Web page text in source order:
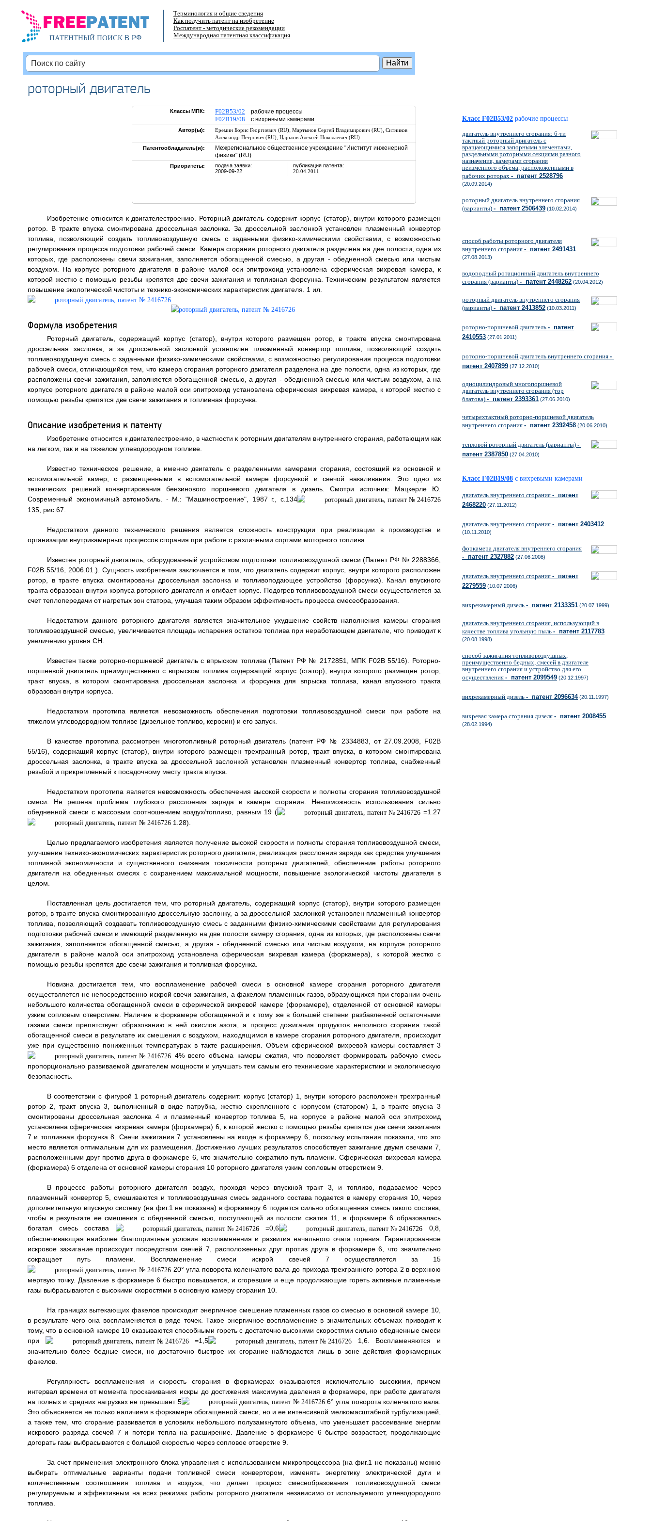
ПАТЕНТНЫЙ ПОИСКВ РФ
Терминология и общие сведения
Как получить патент на изобретение
Роспатент - методические рекомендации
Международная патентная классификация
роторный двигатель
Классы МПК: F02B53/02 рабочие процессы
F02B19/08 с вихревыми камерами
Автор(ы): Еремин Борис Георгиевич (RU), Мартынов Сергей Владимирович (RU), Ситников
Александр Петрович (RU), Царьков Алексей Николаевич (RU)
Патентообладатель(и):
Межрегиональное общественное учреждение "Институт инженерной
физики" (RU)
Приоритеты:
подача заявки:
2009-09-22
публикация патента:
20.04.2011
Изобретение относится к двигателестроению. Роторный двигатель содержит корпус (статор), внутри которого размещен
ротор. В тракте впуска смонтирована дроссельная заслонка. За дроссельной заслонкой установлен плазменный конвертор
топлива, позволяющий создать топливовоздушную смесь с заданными физико-химическими свойствами, с возможностью
регулирования процесса подготовки рабочей смеси. Камера сгорания роторного двигателя разделена на две полости, одна из
которых, где расположены свечи зажигания, заполняется обогащенной смесью, а другая - обедненной смесью или чистым
воздухом. На корпусе роторного двигателя в районе малой оси эпитрохоид установлена сферическая вихревая камера, к
которой жестко с помощью резьбы крепятся две свечи зажигания и топливная форсунка. Техническим результатом является
повышение экологической чистоты и технико-экономических характеристик двигателя. 1 ил.
Формула изобретения
Роторный двигатель, содержащий корпус (статор), внутри которого размещен ротор, в тракте впуска смонтирована
дроссельная заслонка, а за дроссельной заслонкой установлен плазменный конвертор топлива, позволяющий создать
топливовоздушную смесь с заданными физико-химическими свойствами, с возможностью регулирования процесса подготовки
рабочей смеси, отличающийся тем, что камера сгорания роторного двигателя разделена на две полости, одна из которых, где
расположены свечи зажигания, заполняется обогащенной смесью, а другая - обедненной смесью или чистым воздухом, а на
корпусе роторного двигателя в районе малой оси эпитрохоид установлена сферическая вихревая камера, к которой жестко с
помощью резьбы крепятся две свечи зажигания и топливная форсунка.
Описание изобретения к патенту
Изобретение относится к двигателестроению, в частности к роторным двигателям внутреннего сгорания, работающим как
на легком, так и на тяжелом углеводородном топливе.
Известно техническое решение, а именно двигатель с разделенными камерами сгорания, состоящий из основной и
вспомогательной камер, с размещенными в вспомогательной камере форсункой и свечой накаливания. Это одно из
технических решений конвертирования бензинового поршневого двигателя в дизель. Смотри источник: Мацкерле Ю.
Современный экономичный автомобиль. - М.: "Машиностроение", 1987 г., с.134
135, рис.67.
Недостатком данного технического решения является сложность конструкции при реализации в производстве и
организации внутрикамерных процессов сгорания при работе с различными сортами моторного топлива.
Известен роторный двигатель, оборудованный устройством подготовки топливовоздушной смеси (Патент РФ № 2288366,
F02B 55/16, 2006.01.). Сущность изобретения заключается в том, что двигатель содержит корпус, внутри которого расположен
ротор, в тракте впуска смонтированы дроссельная заслонка и топливоподающее устройство (форсунка). Канал впускного
тракта образован внутри корпуса роторного двигателя и огибает корпус. Подогрев топливовоздушной смеси осуществляется за
счет теплопередачи от нагретых зон статора, улучшая таким образом эффективность процесса смесеобразования.
Недостатком данного роторного двигателя является значительное ухудшение свойств наполнения камеры сгорания
топливовоздушной смесью, увеличивается площадь испарения остатков топлива при неработающем двигателе, что приводит к
увеличению уровня СН.
Известен также роторно-поршневой двигатель с впрыском топлива (Патент РФ № 2172851, МПК F02B 55/16). Роторно-
поршневой двигатель преимущественно с впрыском топлива содержащий корпус (статор), внутри которого размещен ротор,
тракт впуска, в котором смонтирована дроссельная заслонка и форсунка для впрыска топлива, канал впускного тракта
образован внутри корпуса.
Недостатком прототипа является невозможность обеспечения подготовки топливовоздушной смеси при работе на
тяжелом углеводородном топливе (дизельное топливо, керосин) и его запуск.
В качестве прототипа рассмотрен многотопливный роторный двигатель (патент РФ № 2334883, от 27.09.2008, F02B
55/16), содержащий корпус (статор), внутри которого размещен трехгранный ротор, тракт впуска, в котором смонтирована
дроссельная заслонка, в тракте впуска за дроссельной заслонкой установлен плазменный конвертор топлива, снабженный
резьбой и прикрепленный к посадочному месту тракта впуска.
Недостатком прототипа является невозможность обеспечения высокой скорости и полноты сгорания топливовоздушной
смеси. Не решена проблема глубокого расслоения заряда в камере сгорания. Невозможность использования сильно
обедненной смеси с массовым соотношением воздух/топливо, равным 19 (
=1.27
1.28).
Целью предлагаемого изобретения является получение высокой скорости и полноты сгорания топливовоздушной смеси,
улучшение технико-экономических характеристик роторного двигателя, реализация расслоения заряда как средства улучшения
топливной экономичности и существенного снижения токсичности роторных двигателей, обеспечение работы роторного
двигателя на обедненных смесях с сохранением максимальной мощности, повышение экологической чистоты двигателя в
целом.
Поставленная цель достигается тем, что роторный двигатель, содержащий корпус (статор), внутри которого размещен
ротор, в тракте впуска смонтированную дроссельную заслонку, а за дроссельной заслонкой установлен плазменный конвертор
топлива, позволяющий создавать топливовоздушную смесь с заданными физико-химическими свойствами для регулирования
подготовки рабочей смеси и имеющий разделенную на две полости камеру сгорания, одна из которых, где расположены свечи
зажигания, заполняется обогащенной смесью, а другая - обедненной смесью или чистым воздухом, на корпусе роторного
двигателя в районе малой оси эпитрохоид установлена сферическая вихревая камера (форкамера), к которой жестко с
помощью резьбы крепятся две свечи зажигания и топливная форсунка.
Новизна достигается тем, что воспламенение рабочей смеси в основной камере сгорания роторного двигателя
осуществляется не непосредственно искрой свечи зажигания, а факелом пламенных газов, образующихся при сгорании очень
небольшого количества обогащенной смеси в сферической вихревой камере (форкамере), отделенной от основной камеры
узким сопловым отверстием. Наличие в форкамере обогащенной и к тому же в большей степени разбавленной остаточными
газами смеси препятствует образованию в ней окислов азота, а процесс дожигания продуктов неполного сгорания такой
обогащенной смеси в результате их смешения с воздухом, находящимся в камере сгорания роторного двигателя, происходит
уже при существенно пониженных температурах в такте расширения. Объем сферической вихревой камеры составляет 3
4% всего объема камеры сжатия, что позволяет формировать рабочую смесь
пропорционально развиваемой двигателем мощности и улучшать тем самым его технические характеристики и экологическую
безопасность.
В соответствии с фигурой 1 роторный двигатель содержит: корпус (статор) 1, внутри которого расположен трехгранный
ротор 2, тракт впуска 3, выполненный в виде патрубка, жестко скрепленного с корпусом (статором) 1, в тракте впуска 3
смонтированы дроссельная заслонка 4 и плазменный конвертор топлива 5, на корпусе в районе малой оси эпитрохоид
установлена сферическая вихревая камера (форкамера) 6, к которой жестко с помощью резьбы крепятся две свечи зажигания
7 и топливная форсунка 8. Свечи зажигания 7 установлены на входе в форкамеру 6, поскольку испытания показали, что это
место является оптимальным для их размещения. Достижению лучших результатов способствует зажигание двумя свечами 7,
расположенными друг против друга в форкамере 6, что значительно сократило путь пламени. Сферическая вихревая камера
(форкамера) 6 отделена от основной камеры сгорания 10 роторного двигателя узким сопловым отверстием 9.
В процессе работы роторного двигателя воздух, проходя через впускной тракт 3, и топливо, подаваемое через
плазменный конвертор 5, смешиваются и топливовоздушная смесь заданного состава подается в камеру сгорания 10, через
дополнительную впускную систему (на фиг.1 не показана) в форкамеру 6 подается сильно обогащенная смесь такого состава,
чтобы в результате ее смешения с обедненной смесью, поступающей из полости сжатия 11, в форкамере 6 образовалась
богатая смесь состава
=0,6
0,8,
обеспечивающая наиболее благоприятные условия воспламенения и развития начального очага горения. Гарантированное
искровое зажигание происходит посредством свечей 7, расположенных друг против друга в форкамере 6, что значительно
сокращает путь пламени. Воспламенение смеси искрой свечей 7 осуществляется за 15
20° угла поворота коленчатого вала до прихода трехгранного ротора 2 в верхнюю
мертвую точку. Давление в форкамере 6 быстро повышается, и сгоревшие и еще продолжающие гореть активные пламенные
газы выбрасываются с высокими скоростями в основную камеру сгорания 10.
На границах вытекающих факелов происходит энергичное смешение пламенных газов со смесью в основной камере 10,
в результате чего она воспламеняется в ряде точек. Такое энергичное воспламенение в значительных объемах приводит к
тому, что в основной камере 10 оказываются способными гореть с достаточно высокими скоростями сильно обедненные смеси
при
=1,5
1,6. Воспламеняются и
значительно более бедные смеси, но достаточно быстрое их сгорание наблюдается лишь в зоне действия форкамерных
факелов.
Регулярность воспламенения и скорость сгорания в форкамерах оказываются исключительно высокими, причем
интервал времени от момента проскакивания искры до достижения максимума давления в форкамере, при работе двигателя
на полных и средних нагрузках не превышает 5
6° угла поворота коленчатого вала.
Это объясняется не только наличием в форкамере обогащенной смеси, но и ее интенсивной мелкомасштабной турбулизацией,
а также тем, что сгорание развивается в условиях небольшого полузамкнутого объема, что уменьшает рассеивание энергии
искрового разряда свечей 7 и потери тепла на расширение. Давление в форкамере 6 быстро возрастает, продолжающие
догорать газы выбрасываются с большой скоростью через сопловое отверстие 9.
За счет применения электронного блока управления с использованием микропроцессора (на фиг.1 не показаны) можно
выбирать оптимальные варианты подачи топливной смеси конвертором, изменять энергетику электрической дуги и
количественные соотношения топлива и воздуха, что делает процесс смесеобразования топливовоздушной смеси
регулируемым и эффективным на всех режимах работы роторного двигателя независимо от используемого углеводородного
топлива.
Класс F02B53/02 рабочие процессы
двигатель внутреннего сгорания: 6-ти
тактный роторный двигатель с
вращающимися запорными элементами,
раздельными роторными секциями разного
назначения, камерами сгорания
неизменного объема, расположенными в
рабочих роторах - патент 2528796
(20.09.2014)
роторный двигатель внутреннего сгорания
(варианты) - патент 2506439 (10.02.2014)
способ работы роторного двигателя
внутреннего сгорания - патент 2491431
(27.08.2013)
водородный ротационный двигатель внутреннего
сгорания (варианты) - патент 2448262 (20.04.2012)
роторный двигатель внутреннего сгорания
(варианты) - патент 2413852 (10.03.2011)
роторно-поршневой двигатель - патент
2410553 (27.01.2011)
роторно-поршневой двигатель внутреннего сгорания -
патент 2407899 (27.12.2010)
одноцилиндровый многопоршневой
двигатель внутреннего сгорания (тор
блатова) - патент 2393361 (27.06.2010)
четырехтактный роторно-поршневой двигатель
внутреннего сгорания - патент 2392458 (20.06.2010)
тепловой роторный двигатель (варианты) -
патент 2387850 (27.04.2010)
Класс F02B19/08 с вихревыми камерами
двигатель внутреннего сгорания - патент
2468220 (27.11.2012)
двигатель внутреннего сгорания - патент 2403412
(10.11.2010)
форкамера двигателя внутреннего сгорания
- патент 2327882 (27.06.2008)
двигатель внутреннего сгорания - патент
2279559 (10.07.2006)
вихрекамерный дизель - патент 2133351 (20.07.1999)
двигатель внутреннего сгорания, использующий в
качестве топлива угольную пыль - патент 2117783
(20.08.1998)
способ зажигания топливовоздушных,
преимущественно бедных, смесей в двигателе
внутреннего сгорания и устройство для его
осуществления - патент 2099549 (20.12.1997)
вихрекамерный дизель - патент 2096634(20.11.1997)
вихревая камера сгорания дизеля - патент 2008455
(28.02.1994)